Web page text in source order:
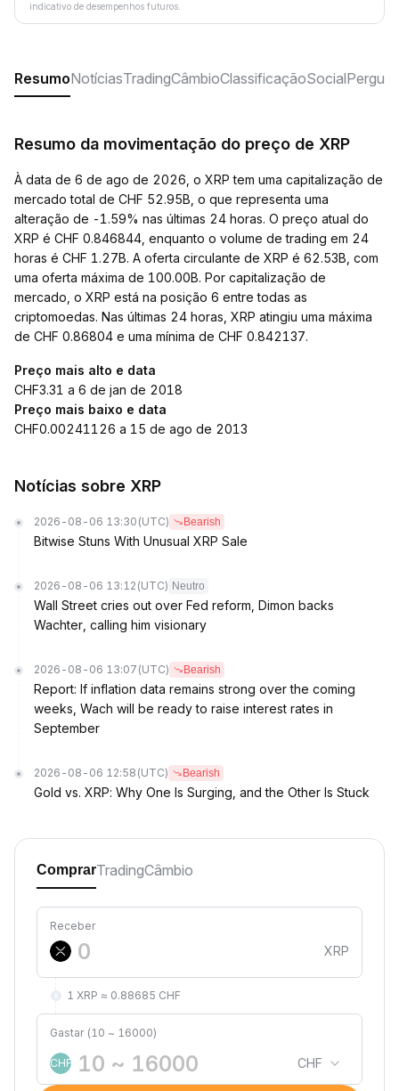
indicativo de desempenhos futuros.
ResumoNotíciasTradingCâmbioClassificaçãoSocial
Resumo da movimentação do preço de XRP
À data de 6 de ago de 2026, o XRP tem uma capitalização de
mercado total de CHF 52.95B, o que representa uma
alteração de -1.59% nas últimas 24 horas. O preço atual do
XRP é CHF 0.846844, enquanto o volume de trading em 24
horas é CHF 1.27B. A oferta circulante de XRP é 62.53B, com
uma oferta máxima de 100.00B. Por capitalização de
mercado, o XRP está na posição 6 entre todas as
criptomoedas. Nas últimas 24 horas, XRP atingiu uma máxima
de CHF 0.86804 e uma mínima de CHF 0.842137.
Preço mais alto e data
CHF3.31 a 6 de jan de 2018
Preço mais baixo e data
CHF0.00241126 a 15 de ago de 2013
Notícias sobre XRP
2026-08-06 13:30 (UTC) Bearish
Bitwise Stuns With Unusual XRP Sale
2026-08-06 13:12 (UTC) Neutro
Wall Street cries out over Fed reform, Dimon backs
Wachter, calling him visionary
2026-08-06 13:07 (UTC) Bearish
Report: If inflation data remains strong over the coming
weeks, Wach will be ready to raise interest rates in
September
2026-08-06 12:58 (UTC) Bearish
Gold vs. XRP: Why One Is Surging, and the Other Is Stuck
ComprarTradingCâmbio
Receber
XRP
1 XRP ≈ 0.88685 CHF
Gastar (10 ~ 16000)
CHF CHF